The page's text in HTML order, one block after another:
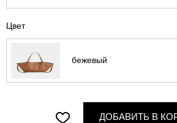
Цвет
бежевый
ДОБАВИТЬ В